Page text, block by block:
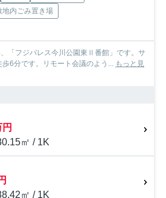
地内ごみ置き場
「フジパレス今川公園東Ⅱ番館」です。サ
6分です。リモート会議のよう...
もっと見
㎡ / 1K
㎡ / 1K